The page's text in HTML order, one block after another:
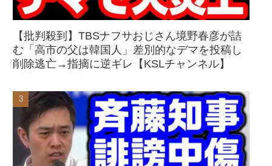
【批判殺到】TBSナフサおじさん境野春彦が詰
む「高市の父は韓国人」差別的なデマを投稿し
削除逃亡→指摘に逆ギレ【KSLチャンネル】